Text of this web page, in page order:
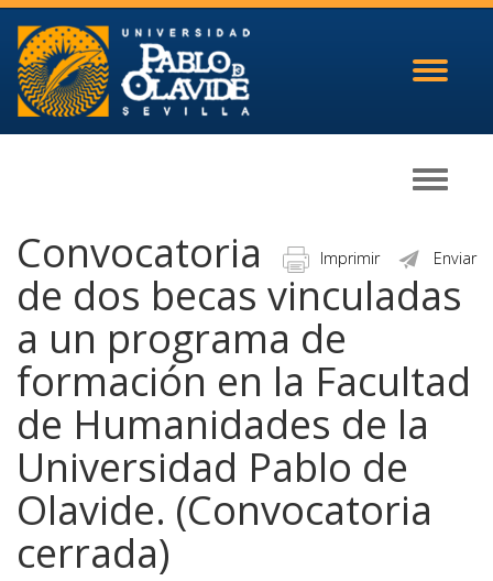
Toggle
Toggle
Enviar
Imprimir
Convocatoria
de dos becas vinculadas
a un programa de
formación en la Facultad
de Humanidades de la
Universidad Pablo de
Olavide. (Convocatoria
cerrada)